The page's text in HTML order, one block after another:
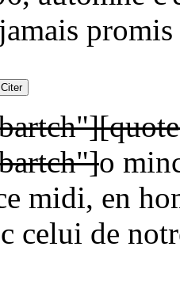
Citer
o
midi, en
celui de